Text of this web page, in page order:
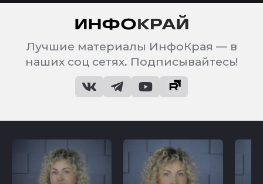
Лучшие материалы ИнфоКрая — в
наших соц сетях. Подписывайтесь!